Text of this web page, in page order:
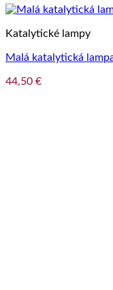
Katalytické lampy
Malá katalytická
44,50 €